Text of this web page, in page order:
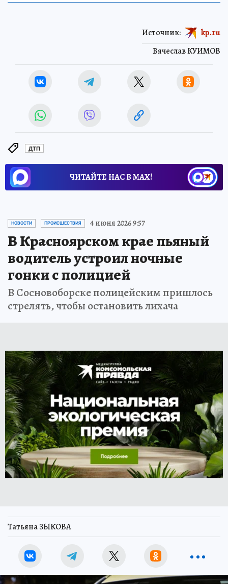
Вячеслав КУИМОВ
Источник: kp.ru
ДТП
ЧИТАЙТЕ НАС В МАХ!
НОВОСТИ ПРОИСШЕСТВИЯ 4 июня 2026 9:57
В Красноярском крае пьяный
водитель устроил ночные
гонки с полицией
В Сосновоборске полицейским пришлось
стрелять, чтобы остановить лихача
Татьяна ЗЫКОВА